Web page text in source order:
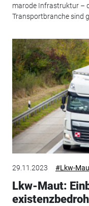
marode Infrastruktur –
Transportbranche sind
29.11.2023 #Lkw-
Lkw-Maut: